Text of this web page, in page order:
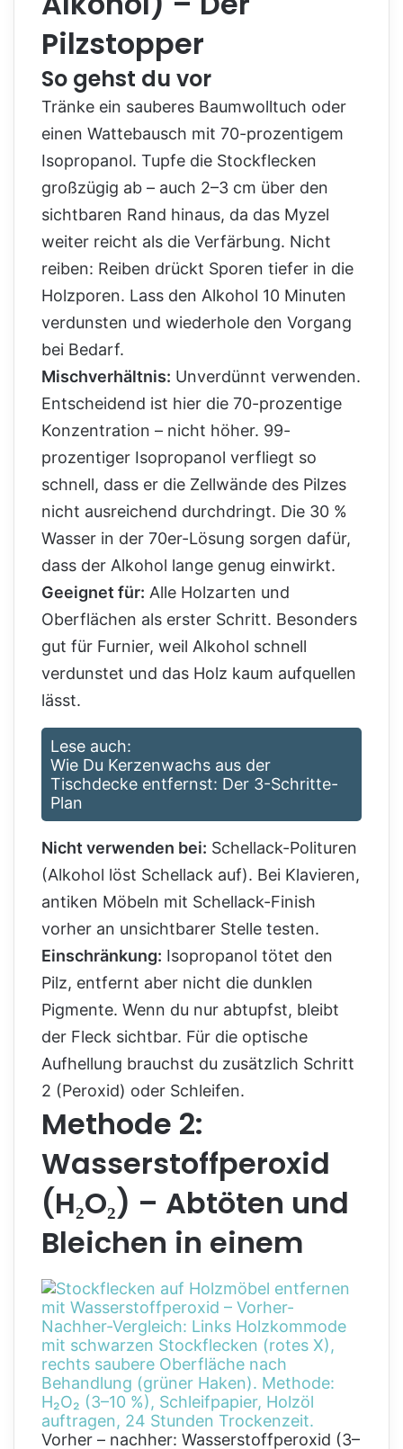
Pilzstopper
So gehst du vor
Tränke ein sauberes Baumwolltuch oder
einen Wattebausch mit 70-prozentigem
Isopropanol. Tupfe die Stockflecken
großzügig ab – auch 2–3 cm über den
sichtbaren Rand hinaus, da das Myzel
weiter reicht als die Verfärbung. Nicht
reiben: Reiben drückt Sporen tiefer in die
Holzporen. Lass den Alkohol 10 Minuten
verdunsten und wiederhole den Vorgang
bei Bedarf.
Mischverhältnis: Unverdünnt verwenden.
Entscheidend ist hier die 70-prozentige
Konzentration – nicht höher. 99-
prozentiger Isopropanol verfliegt so
schnell, dass er die Zellwände des Pilzes
nicht ausreichend durchdringt. Die 30 %
Wasser in der 70er-Lösung sorgen dafür,
dass der Alkohol lange genug einwirkt.
Geeignet für: Alle Holzarten und
Oberflächen als erster Schritt. Besonders
gut für Furnier, weil Alkohol schnell
verdunstet und das Holz kaum aufquellen
lässt.
Lese auch:
Wie Du Kerzenwachs aus der
Tischdecke entfernst: Der 3-Schritte-
Plan
Nicht verwenden bei: Schellack-Polituren
(Alkohol löst Schellack auf). Bei Klavieren,
antiken Möbeln mit Schellack-Finish
vorher an unsichtbarer Stelle testen.
Einschränkung: Isopropanol tötet den
Pilz, entfernt aber nicht die dunklen
Pigmente. Wenn du nur abtupfst, bleibt
der Fleck sichtbar. Für die optische
Aufhellung brauchst du zusätzlich Schritt
2 (Peroxid) oder Schleifen.
Methode 2:
Wasserstoffperoxid
(H₂O₂) – Abtöten und
Bleichen in einem
Vorher – nachher: Wasserstoffperoxid (3–